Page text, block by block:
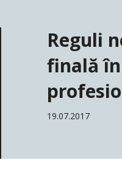
Reguli
finală
19.07.2017